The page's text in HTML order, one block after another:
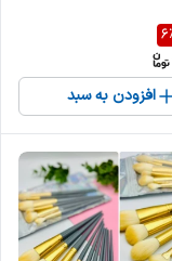
6
افزودن به سبد